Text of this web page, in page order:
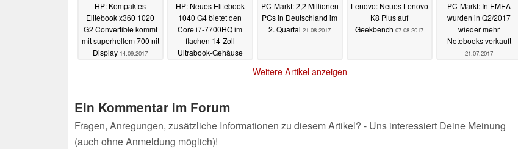
HP: Kompaktes
Elitebook x360 1020
G2 Convertible kommt
mit superhellem 700 nit
Display 14.09.2017
HP: Neues Elitebook
1040 G4 bietet den
Core i7-7700HQ im
flachen 14-Zoll
Ultrabook-Gehäuse
PC-Markt: 2,2 Millionen
PCs in Deutschland im
2. Quartal 21.08.2017
Lenovo: Neues Lenovo
K8 Plus auf
Geekbench 07.08.2017
PC-Markt: In EMEA
wurden in Q2/2017
wieder mehr
Notebooks verkauft
21.07.2017
Weitere Artikel anzeigen
Ein Kommentar im Forum
Fragen, Anregungen, zusätzliche Informationen zu diesem Artikel? - Uns interessiert Deine Meinung
(auch ohne Anmeldung möglich)!